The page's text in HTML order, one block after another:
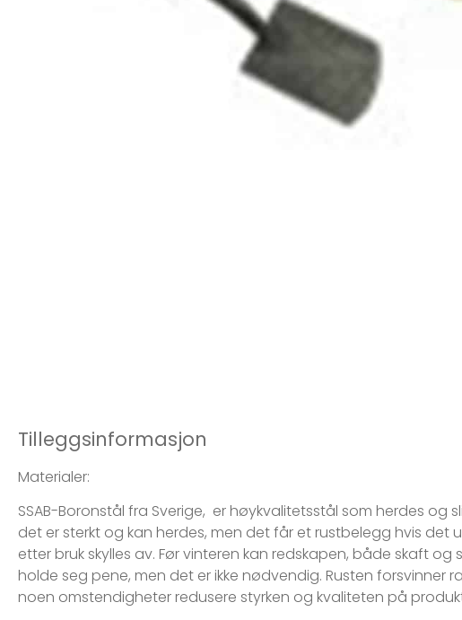
Tilleggsinformasjon
Materialer:
SSAB-Boronstål fra Sverige, er høykvalitetsstål som herdes og
det er sterkt og kan herdes, men det får et rustbelegg hvis
etter bruk skylles av. Før vinteren kan redskapen, både skaft
holde seg pene, men det er ikke nødvendig. Rusten forsvinner
noen omstendigheter redusere styrken og kvaliteten på